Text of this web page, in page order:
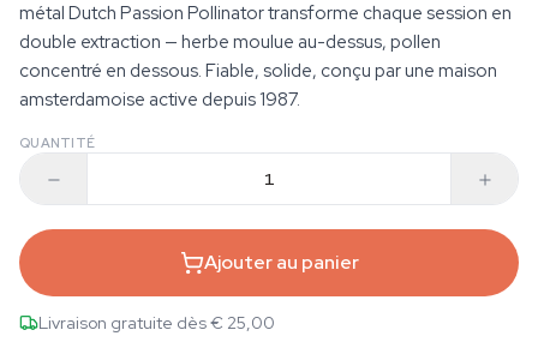
métal Dutch Passion Pollinator transforme chaque session en
double extraction — herbe moulue au-dessus, pollen
concentré en dessous. Fiable, solide, conçu par une maison
amsterdamoise active depuis 1987.
QUANTITÉ
Ajouter au panier
Livraison gratuite dès € 25,00